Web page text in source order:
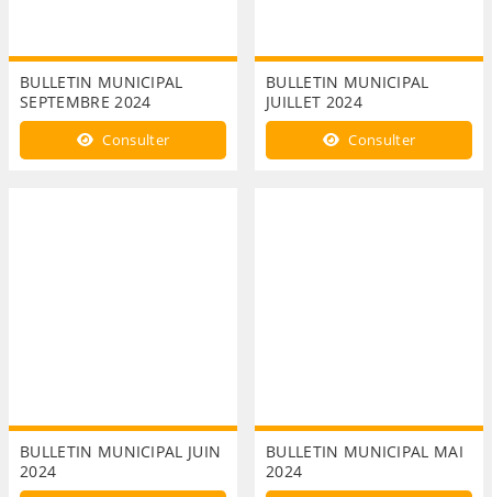
BULLETIN MUNICIPAL
SEPTEMBRE 2024
Consulter
BULLETIN MUNICIPAL
JUILLET 2024
Consulter
BULLETIN MUNICIPAL JUIN
2024
BULLETIN MUNICIPAL MAI
2024